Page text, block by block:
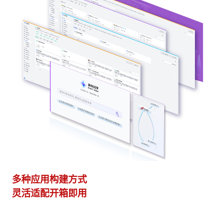
多种应用构建方式
灵活适配开箱即用